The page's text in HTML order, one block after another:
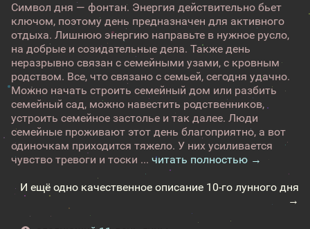
Символ дня — фонтан. Энергия действительно бьет
ключом, поэтому день предназначен для активного
отдыха. Лишнюю энергию направьте в нужное русло,
на добрые и созидательные дела. Также день
неразрывно связан с семейными узами, с кровным
родством. Все, что связано с семьей, сегодня удачно.
Можно начать строить семейный дом или разбить
семейный сад, можно навестить родственников,
устроить семейное застолье и так далее. Люди
семейные проживают этот день благоприятно, а вот
одиночкам приходится тяжело. У них усиливается
чувство тревоги и тоски ... читать полностью →
И ещё одно качественное описание 10-го лунного дня
→